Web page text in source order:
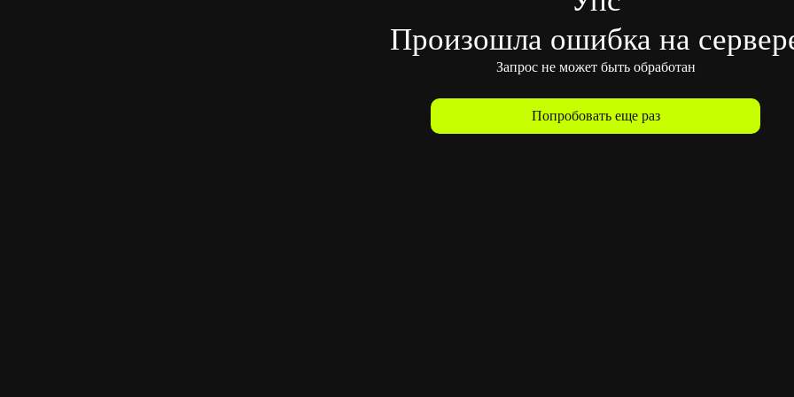
Произошла ошибка на
Запрос не может быть обработан
Попробовать еще раз